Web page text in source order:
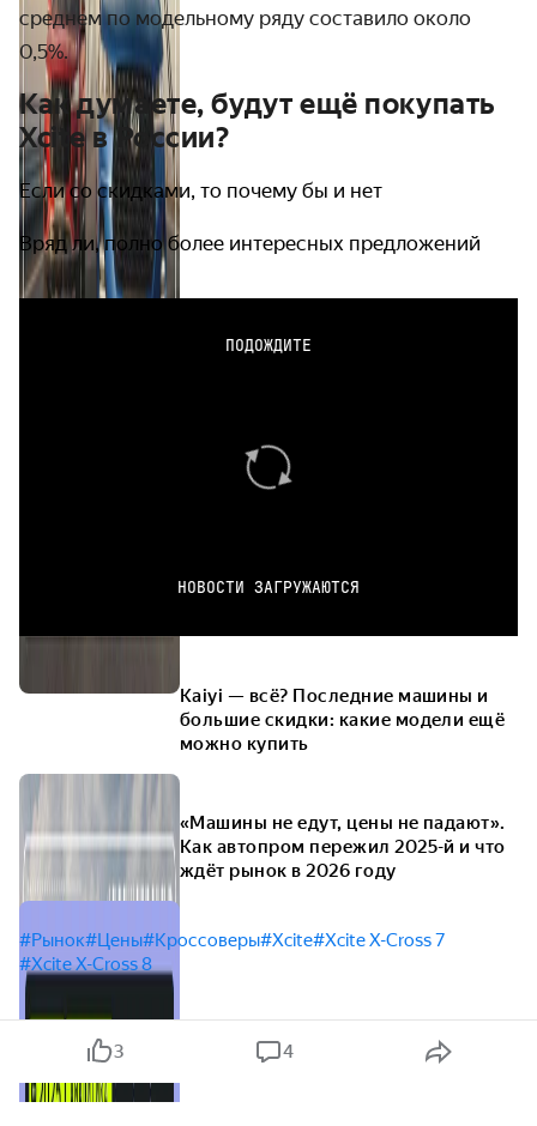
среднем по модельному ряду составило около
0,5%.
Как думаете, будут ещё покупать
Xcite в России?
Если со скидками, то почему бы и нет
Вряд ли, полно более интересных предложений
ПОДОЖДИТЕ
НОВОСТИ ЗАГРУЖАЮТСЯ
Kaiyi — всё? Последние машины и
большие скидки: какие модели ещё
можно купить
«Машины не едут, цены не падают».
Как автопром пережил 2025-й и что
ждёт рынок в 2026 году
#Рынок#Цены#Кроссоверы#Xcite#Xcite X-Cross 7
#Xcite X-Cross 8
3 4